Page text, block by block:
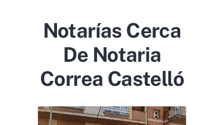
Notarías Cerca
De Notaria
Correa Castelló